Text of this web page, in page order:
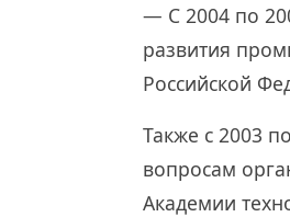
— С 2004 по
развития
Российской
Также с 2003
вопросам
Академии